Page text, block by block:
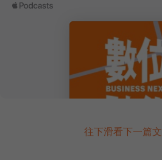
往下滑看下一篇